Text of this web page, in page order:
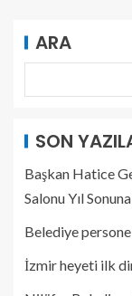
ARA
SON
Başkan Hatice
Salonu Yıl
Belediye
İzmir heyeti ilk